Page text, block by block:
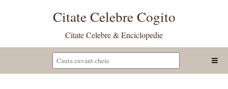
Citate Celebre Cogito
Citate Celebre & Enciclopedie